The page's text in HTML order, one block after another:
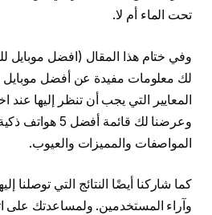
تحت الماء أم لا.
وفي ختام هذا المقال (افضل موبايل
لك معلومات مفيدة عن أفضل موبايل
المعايير التي يجب أن تنظر إليها عند
وعرضنا لك قائمة
المواصفات والمميزات والعيوب.
كما شاركنا أيضًا النتائج التي توصلنا
وآراء المستخدمين. ولمساعدتك على